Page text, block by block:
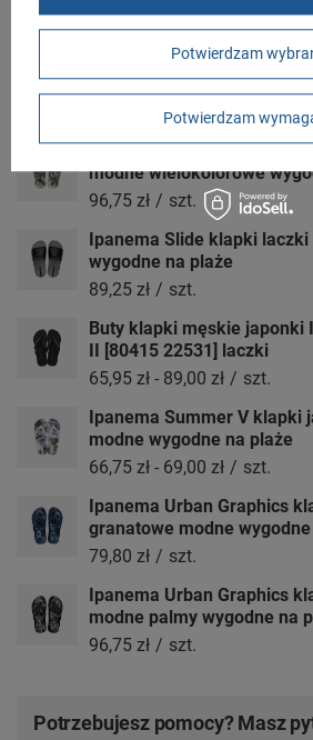
Zobacz również
Ipanema Urban Graphics
modne wielokolorowe
96,75 zł / szt.
Ipanema Slide klapki
wygodne na plaże
89,25 zł / szt.
Buty klapki męskie japonki
II [80415 22531] laczki
65,95 zł - 89,00 zł / szt.
Ipanema Summer V klapki
modne wygodne na plaże
66,75 zł - 69,00 zł / szt.
Ipanema Urban Graphics
granatowe modne
79,80 zł / szt.
Ipanema Urban Graphics
modne palmy wygodne na
96,75 zł / szt.
Potrzebujesz pomocy? Masz
Potwierdzam
Potwierdzam